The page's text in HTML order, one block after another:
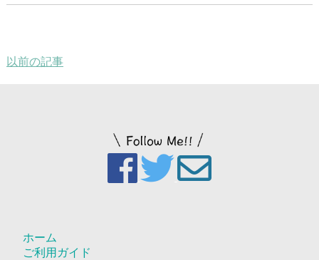
以前の記事
ホーム
ご利用ガイド